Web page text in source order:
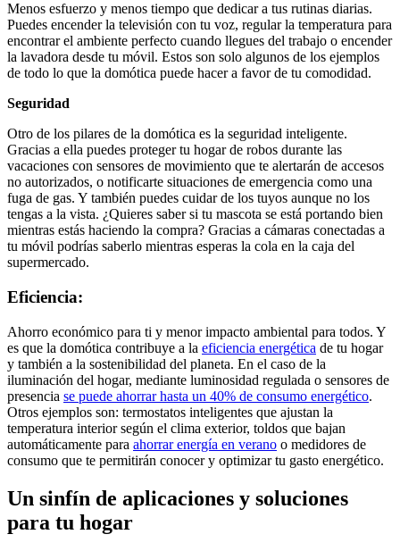
Menos esfuerzo y menos tiempo que dedicar a tus rutinas diarias.
Puedes encender la televisión con tu voz, regular la temperatura para
encontrar el ambiente perfecto cuando llegues del trabajo o encender
la lavadora desde tu móvil. Estos son solo algunos de los ejemplos
de todo lo que la domótica puede hacer a favor de tu comodidad.
Seguridad
Otro de los pilares de la domótica es la seguridad inteligente.
Gracias a ella puedes proteger tu hogar de robos durante las
vacaciones con sensores de movimiento que te alertarán de accesos
no autorizados, o notificarte situaciones de emergencia como una
fuga de gas. Y también puedes cuidar de los tuyos aunque no los
tengas a la vista. ¿Quieres saber si tu mascota se está portando bien
mientras estás haciendo la compra? Gracias a cámaras conectadas a
tu móvil podrías saberlo mientras esperas la cola en la caja del
supermercado.
Eficiencia:
Ahorro económico para ti y menor impacto ambiental para todos. Y
es que la domótica contribuye a la eficiencia energética de tu hogar
y también a la sostenibilidad del planeta. En el caso de la
iluminación del hogar, mediante luminosidad regulada o sensores de
presencia se puede ahorrar hasta un 40% de consumo energético.
Otros ejemplos son: termostatos inteligentes que ajustan la
temperatura interior según el clima exterior, toldos que bajan
automáticamente para ahorrar energía en verano o medidores de
consumo que te permitirán conocer y optimizar tu gasto energético.
Un sinfín de aplicaciones y soluciones
para tu hogar